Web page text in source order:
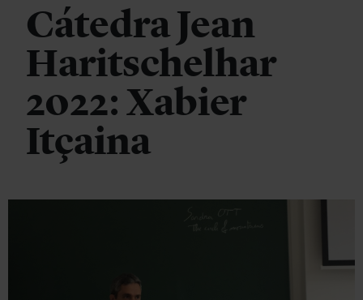
Cátedra Jean
Haritschelhar
2022: Xabier
Itçaina